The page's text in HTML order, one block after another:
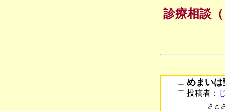
診療相談
めまい
投稿者：
さと